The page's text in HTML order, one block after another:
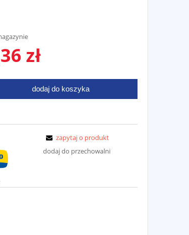
zł
dodaj do koszyka
zapytaj o produkt
dodaj do przechowalni